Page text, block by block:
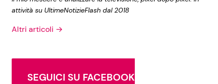
attività su UltimeNotizieFlash dal 2018
Altri articoli →
SEGUICI SU FACEBOOK